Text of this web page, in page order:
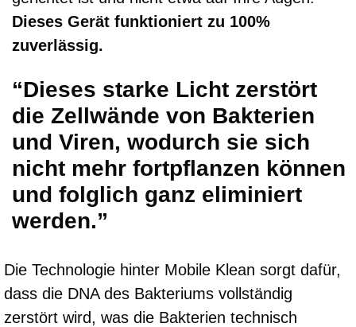
Dieses Gerät funktioniert zu 100%
zuverlässig.
“Dieses starke Licht zerstört
die Zellwände von Bakterien
und Viren, wodurch sie sich
nicht mehr fortpflanzen können
und folglich ganz eliminiert
werden.”
Die Technologie hinter Mobile Klean sorgt dafür,
dass die DNA des Bakteriums vollständig
zerstört wird, was die Bakterien technisch